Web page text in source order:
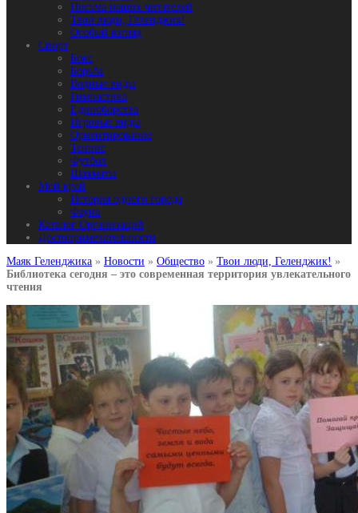
Письма наших читателей
Твои люди, Геленджик!
Особый взгляд
Спорт
Бокс
Борьба
Водные виды
Гимнастика
Единоборства
Игровые виды
Ориентирование
Теннис
Футбол
Шахматы
Мой край
История одного города
Фауна
Каталог Организаций
Достопримечательности
Маяк Геленджика » Новости » Общество » Твои люди, Геленджик! »
Библиотека сегодня – это современная территория увлекательного
чтения